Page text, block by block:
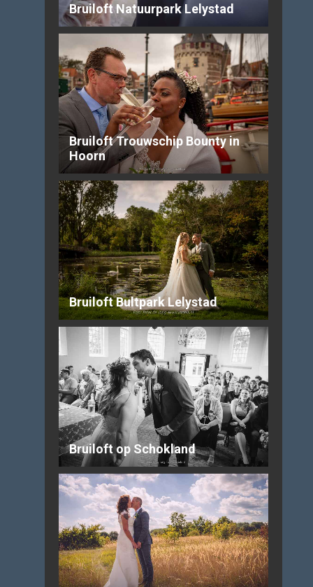
Bruiloft Natuurpark Lelystad
Bruiloft Trouwschip Bounty in
Hoorn
Bruiloft Bultpark Lelystad
Bruiloft op Schokland